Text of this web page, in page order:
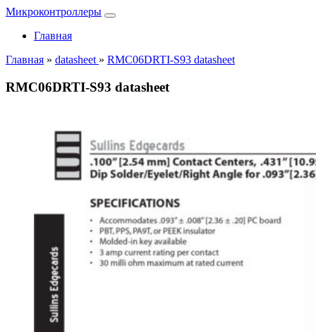
Микроконтроллеры
Главная
Главная » datasheet » RMC06DRTI-S93 datasheet
RMC06DRTI-S93 datasheet